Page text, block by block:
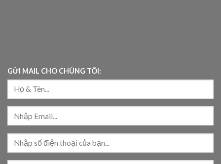
GỬI MAIL CHO CHÚNG TÔI: